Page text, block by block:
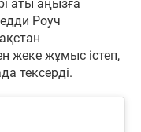
аты аңызға
Роуч
жұмыс істеп,
тексерді.